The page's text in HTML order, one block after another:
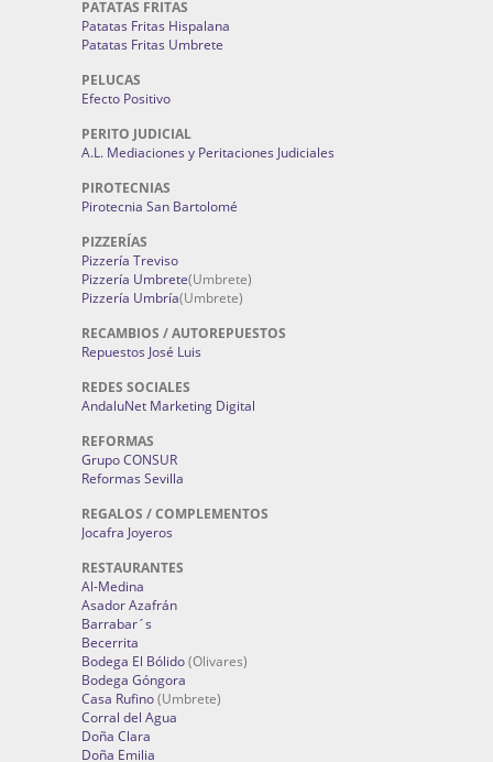
PATATAS FRITAS
Patatas Fritas Hispalana
Patatas Fritas Umbrete
PELUCAS
Efecto Positivo
PERITO JUDICIAL
A.L. Mediaciones y Peritaciones Judiciales
PIROTECNIAS
Pirotecnia San Bartolomé
PIZZERÍAS
Pizzería Treviso
Pizzería Umbrete(Umbrete)
Pizzería Umbría(Umbrete)
RECAMBIOS / AUTOREPUESTOS
Repuestos José Luis
REDES SOCIALES
AndaluNet Marketing Digital
REFORMAS
Grupo CONSUR
Reformas Sevilla
REGALOS / COMPLEMENTOS
Jocafra Joyeros
RESTAURANTES
Al-Medina
Asador Azafrán
Barrabar´s
Becerrita
Bodega El Bólido(Olivares)
Bodega Góngora
Casa Rufino(Umbrete)
Corral del Agua
Doña Clara
Doña Emilia